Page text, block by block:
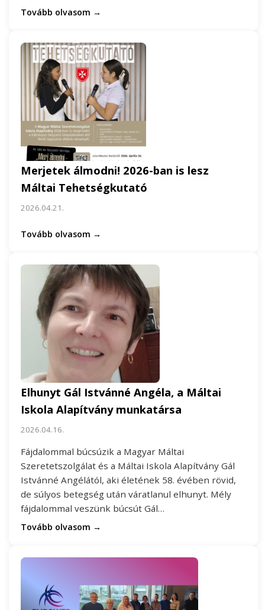
Tovább olvasom →
Merjetek álmodni! 2026-ban is lesz
Máltai Tehetségkutató
2026.04.21.
Tovább olvasom →
Elhunyt Gál Istvánné Angéla, a Máltai
Iskola Alapítvány munkatársa
2026.04.16.
Fájdalommal búcsúzik a Magyar Máltai
Szeretetszolgálat és a Máltai Iskola Alapítvány Gál
Istvánné Angélától, aki életének 58. évében rövid,
de súlyos betegség után váratlanul elhunyt. Mély
fájdalommal veszünk búcsút Gál…
Tovább olvasom →